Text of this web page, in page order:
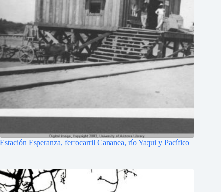
Estación Esperanza, ferrocarril Cananea, río Yaqui y Pacífico